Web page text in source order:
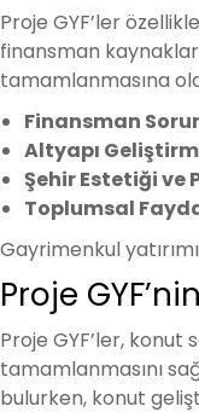
Proje GYF’ler
finansman
tamamlanmasına
Finansman
Altyapı
Şehir Estetiği ve
Toplumsal
Gayrimenkul
Proje
Proje GYF’ler,
tamamlanmasını
bulurken, konut